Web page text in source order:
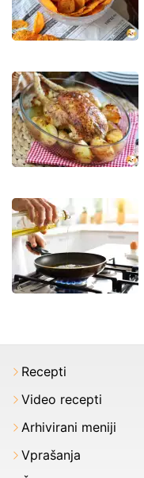
Recepti
Video recepti
Arhivirani meniji
Vprašanja